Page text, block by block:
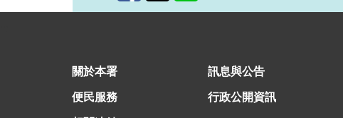
關於本署 訊息與公告
便民服務 行政公開資訊